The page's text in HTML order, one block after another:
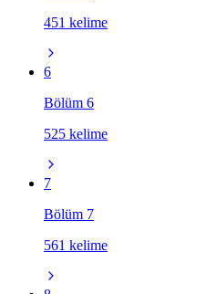
451 kelime
6
Bölüm 6
525 kelime
7
Bölüm 7
561 kelime